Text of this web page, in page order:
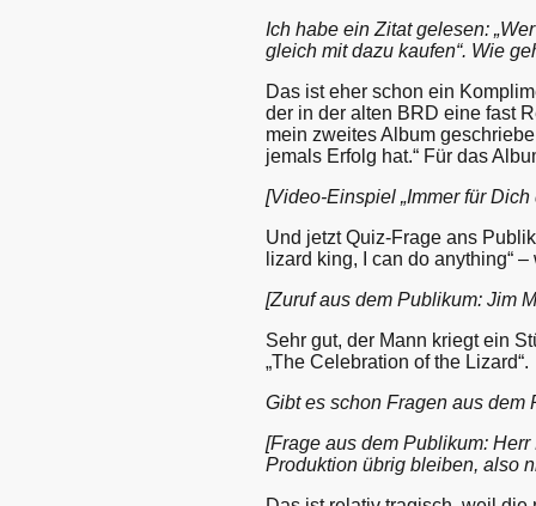
Ich habe ein Zitat gelesen:
gleich mit dazu kaufen“. Wie
Das ist eher schon ein
der in der alten BRD eine fast
mein zweites Album
jemals Erfolg hat.“ Für das
[Video-Einspiel „Immer für Dich
Und jetzt Quiz-Frage ans
lizard king, I can do anything“
[Zuruf aus dem Publikum: Jim
Sehr gut, der Mann kriegt ein
„The Celebration of the Lizard“.
Gibt es schon Fragen aus dem
[Frage aus dem Publikum:
Produktion übrig bleiben, also